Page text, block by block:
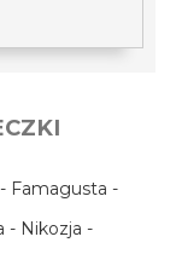
- Famagusta -
- Nikozja -